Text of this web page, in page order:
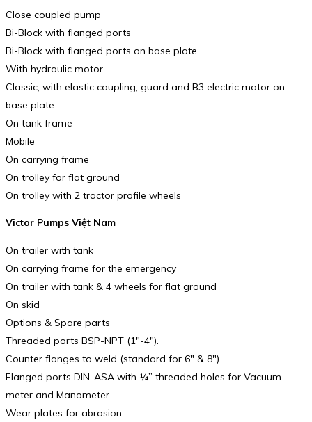
Close coupled pump
Bi-Block with flanged ports
Bi-Block with flanged ports on base plate
With hydraulic motor
Classic, with elastic coupling, guard and B3 electric motor on
base plate
On tank frame
Mobile
On carrying frame
On trolley for flat ground
On trolley with 2 tractor profile wheels
Victor Pumps Việt Nam
On trailer with tank
On carrying frame for the emergency
On trailer with tank & 4 wheels for flat ground
On skid
Options & Spare parts
Threaded ports BSP-NPT (1″-4″).
Counter flanges to weld (standard for 6″ & 8″).
Flanged ports DIN-ASA with ¼” threaded holes for Vacuum-
meter and Manometer.
Wear plates for abrasion.